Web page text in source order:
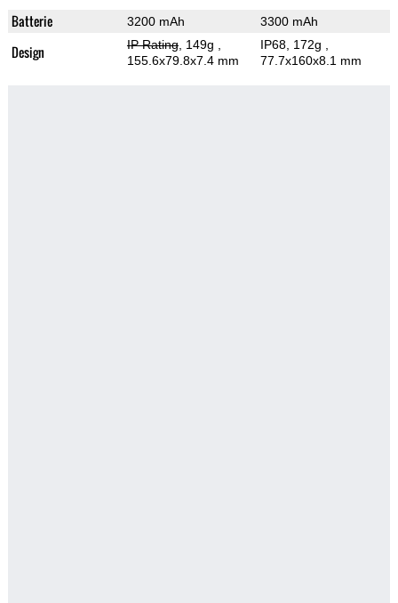
Batterie 3200 mAh 3300 mAh
Design IP Rating, 149g
155.6x79.8x7.4 mm
IP68, 172g
77.7x160x8.1 mm